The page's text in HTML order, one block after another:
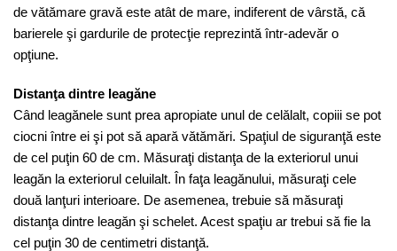
de vătămare gravă este atât de mare, indiferent de vârstă, că
barierele şi gardurile de protecţie reprezintă într-adevăr o
opţiune.
Distanţa dintre leagăne
Când leagănele sunt prea apropiate unul de celălalt, copiii se pot
ciocni între ei şi pot să apară vătămări. Spaţiul de siguranţă este
de cel puţin 60 de cm. Măsuraţi distanţa de la exteriorul unui
leagăn la exteriorul celuilalt. În faţa leagănului, măsuraţi cele
două lanţuri interioare. De asemenea, trebuie să măsuraţi
distanţa dintre leagăn şi schelet. Acest spaţiu ar trebui să fie la
cel puţin 30 de centimetri distanţă.